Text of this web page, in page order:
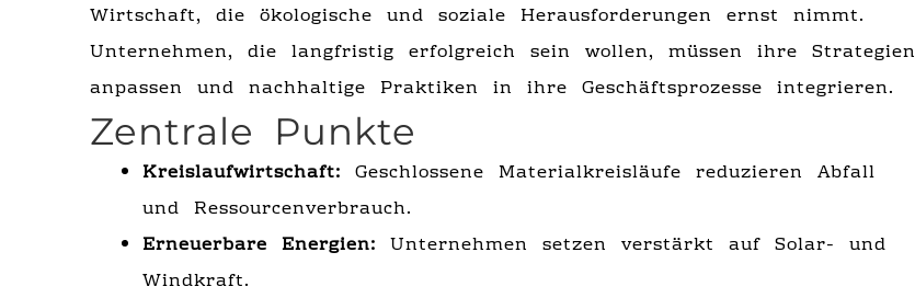
Wirtschaft, die ökologische und soziale Herausforderungen ernst nimmt.
Unternehmen, die langfristig erfolgreich sein wollen, müssen ihre Strategien
anpassen und nachhaltige Praktiken in ihre Geschäftsprozesse integrieren.
Zentrale Punkte
Kreislaufwirtschaft: Geschlossene Materialkreisläufe reduzieren Abfall
und Ressourcenverbrauch.
Erneuerbare Energien: Unternehmen setzen verstärkt auf Solar- und
Windkraft.